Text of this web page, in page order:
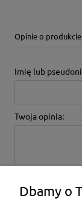
Opinie o produkcie
Imię lub
Twoja opinia:
Dbamy o